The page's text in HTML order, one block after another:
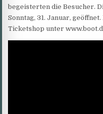
begeisterten die Besucher.
Sonntag, 31. Januar,
Ticketshop unter